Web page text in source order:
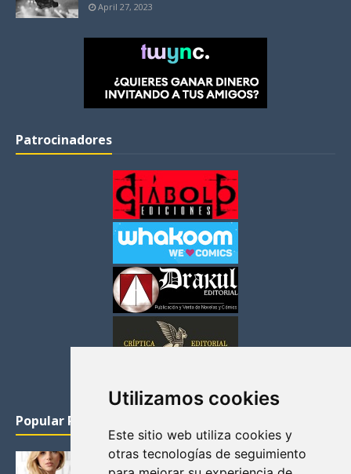
Utilizamos cookies
Este sitio web utiliza cookies y
otras tecnologías de seguimiento
April 27, 2023
Patrocinadores
Popular Posts
KATHERYN WINNICK: LA ACTRIZ MAS GUAPA DE